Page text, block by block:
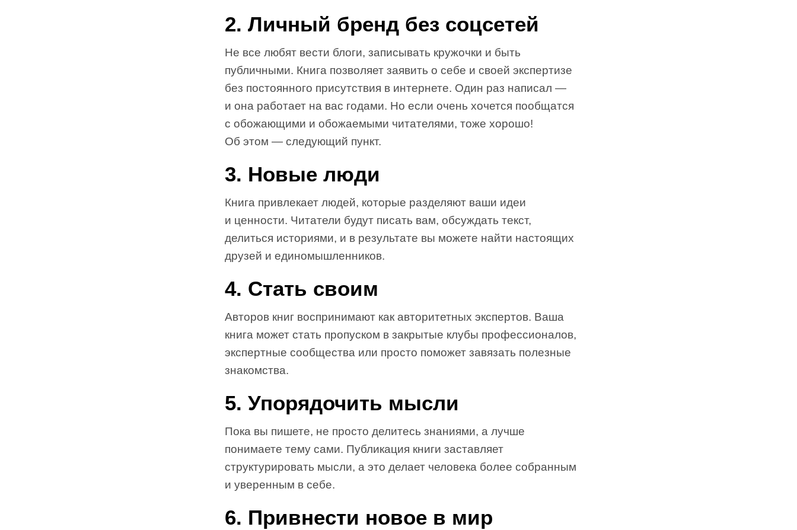
2. Личный бренд без соцсетей
Не все любят вести блоги, записывать кружочки и быть
публичными. Книга позволяет заявить о себе и своей экспертизе
без постоянного присутствия в интернете. Один раз написал —
и она работает на вас годами. Но если очень хочется пообщатся
с обожающими и обожаемыми читателями, тоже хорошо!
Об этом — следующий пункт.
3. Новые люди
Книга привлекает людей, которые разделяют ваши идеи
и ценности. Читатели будут писать вам, обсуждать текст,
делиться историями, и в результате вы можете найти настоящих
друзей и единомышленников.
4. Стать своим
Авторов книг воспринимают как авторитетных экспертов. Ваша
книга может стать пропуском в закрытые клубы профессионалов,
экспертные сообщества или просто поможет завязать полезные
знакомства.
5. Упорядочить мысли
Пока вы пишете, не просто делитесь знаниями, а лучше
понимаете тему сами. Публикация книги заставляет
структурировать мысли, а это делает человека более собранным
и уверенным в себе.
6. Привнести новое в мир